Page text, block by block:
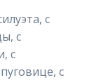
с
с
с
с